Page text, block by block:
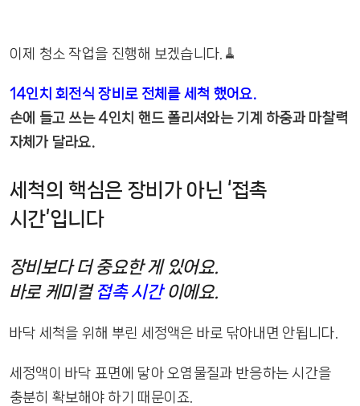
이제 청소 작업을 진행해 보겠습니다.🧹
14인치 회전식 장비로 전체를 세척 했어요.
손에 들고 쓰는 4인치 핸드 폴리셔와는 기계 하중과 마찰력
자체가 달라요.
세척의 핵심은 장비가 아닌 ‘접촉
시간’입니다
장비보다 더 중요한 게 있어요.
바로 케미컬 접촉 시간이에요.
바닥 세척을 위해 뿌린 세정액은 바로 닦아내면 안됩니다.
세정액이 바닥 표면에 닿아 오염물질과 반응하는 시간을
충분히 확보해야 하기 때문이죠.